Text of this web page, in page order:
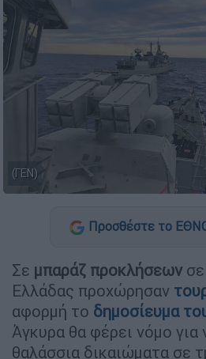
(ΓΕΝ)
Προσθέστε το
Σε μπαράζ προκλήσεων
Ελλάδας προχώρησαν
αφορμή το δημοσίευμα
Άγκυρα θα φέρει νόμο για
θαλάσσια δικαιώματα σε